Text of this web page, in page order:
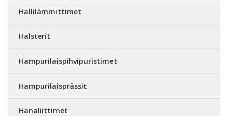
Hallilämmittimet
Halsterit
Hampurilaispihvipuristimet
Hampurilaisprässit
Hanaliittimet